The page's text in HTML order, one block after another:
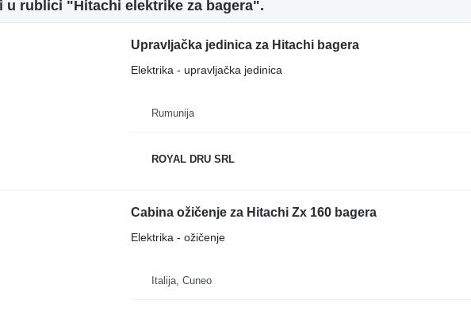
u rublici "Hitachi elektrike za bagerа".
Upravljačka jedinica za Hitachi bagera
Elektrika - upravljačka jedinica
Rumunija
ROYAL DRU SRL
Cabina ožičenje za Hitachi Zx 160 bagera
Elektrika - ožičenje
Italija, Cuneo